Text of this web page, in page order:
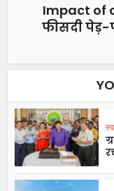
Impact of
फीसदी पेड़-